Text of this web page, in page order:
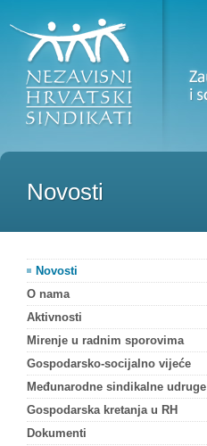
Novosti
Novosti
O nama
Aktivnosti
Mirenje u radnim sporovima
Gospodarsko-socijalno vijeće
Međunarodne sindikalne udruge
Gospodarska kretanja u RH
Dokumenti